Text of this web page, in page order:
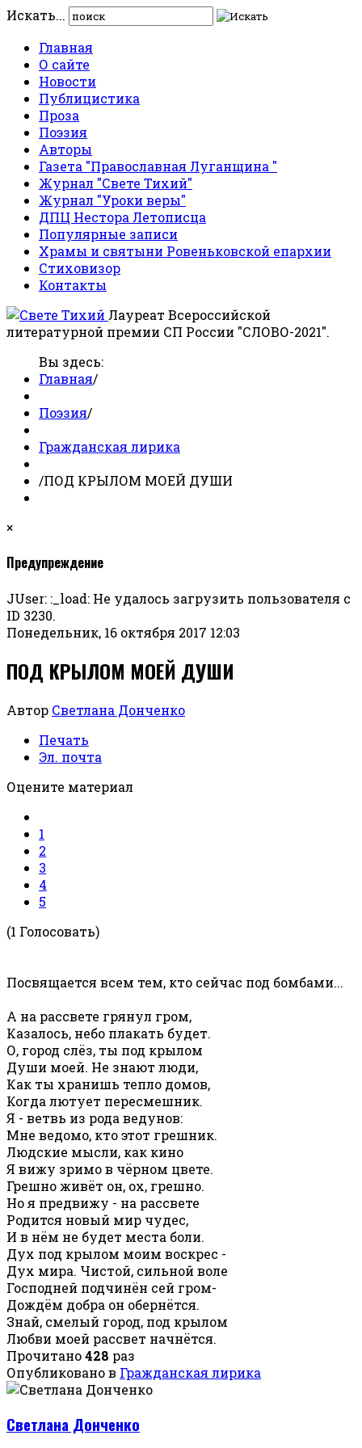
Искать...
Главная
О сайте
Новости
Публицистика
Проза
Поэзия
Авторы
Газета "Православная Луганщина "
Журнал "Свете Тихий"
Журнал "Уроки веры"
ДПЦ Нестора Летописца
Популярные записи
Храмы и святыни Ровеньковской епархии
Стиховизор
Контакты
Лауреат Всероссийской
литературной премии СП России "СЛОВО-2021".
Вы здесь:
Главная/
Поэзия/
Гражданская лирика
/ПОД КРЫЛОМ МОЕЙ ДУШИ
×
Предупреждение
JUser: :_load: Не удалось загрузить пользователя с
ID 3230.
Понедельник, 16 октября 2017 12:03
ПОД КРЫЛОМ МОЕЙ ДУШИ
Автор Светлана Донченко
Печать
Эл. почта
Оцените материал
1
2
3
4
5
(1 Голосовать)
Посвящается всем тем, кто сейчас под бомбами...
А на рассвете грянул гром,
Казалось, небо плакать будет.
О, город слёз, ты под крылом
Души моей. Не знают люди,
Как ты хранишь тепло домов,
Когда лютует пересмешник.
Я - ветвь из рода ведунов:
Мне ведомо, кто этот грешник.
Людские мысли, как кино
Я вижу зримо в чёрном цвете.
Грешно живёт он, ох, грешно.
Но я предвижу - на рассвете
Родится новый мир чудес,
И в нём не будет места боли.
Дух под крылом моим воскрес -
Дух мира. Чистой, сильной воле
Господней подчинён сей гром-
Дождём добра он обернётся.
Знай, смелый город, под крылом
Любви моей рассвет начнётся.
Прочитано428 раз
Опубликовано в Гражданская лирика
Светлана Донченко